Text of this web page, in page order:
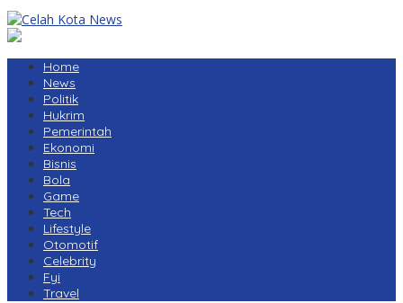
Home
News
Politik
Hukrim
Pemerintah
Ekonomi
Bisnis
Bola
Game
Tech
Lifestyle
Otomotif
Celebrity
Fyi
Travel